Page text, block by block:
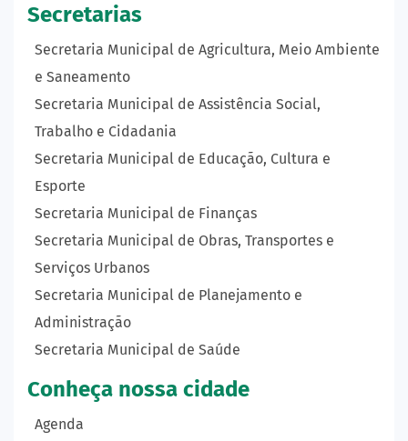
Secretarias
Secretaria Municipal de Agricultura, Meio Ambiente
e Saneamento
Secretaria Municipal de Assistência Social,
Trabalho e Cidadania
Secretaria Municipal de Educação, Cultura e
Esporte
Secretaria Municipal de Finanças
Secretaria Municipal de Obras, Transportes e
Serviços Urbanos
Secretaria Municipal de Planejamento e
Administração
Secretaria Municipal de Saúde
Conheça nossa cidade
Agenda